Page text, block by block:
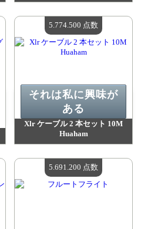
利用可能な数量：4
Xlr ケーブル 2 本セット 10M
Huaham
利用可能な数量：4
それは私に興味が
ある
5.774.500 点数
5.691.200 点数